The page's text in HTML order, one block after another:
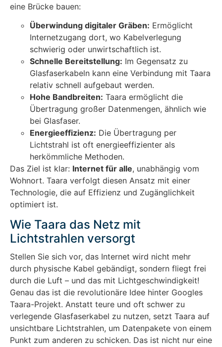
eine Brücke bauen:
Überwindung digitaler Gräben: Ermöglicht
Internetzugang dort, wo Kabelverlegung
schwierig oder unwirtschaftlich ist.
Schnelle Bereitstellung: Im Gegensatz zu
Glasfaserkabeln kann eine Verbindung mit Taara
relativ schnell aufgebaut werden.
Hohe Bandbreiten: Taara ermöglicht die
Übertragung großer Datenmengen, ähnlich wie
bei Glasfaser.
Energieeffizienz: Die Übertragung per
Lichtstrahl ist oft energieeffizienter als
herkömmliche Methoden.
Das Ziel ist klar: Internet für alle, unabhängig vom
Wohnort. Taara verfolgt diesen Ansatz mit einer
Technologie, die auf Effizienz und Zugänglichkeit
optimiert ist.
Wie Taara das Netz mit
Lichtstrahlen versorgt
Stellen Sie sich vor, das Internet wird nicht mehr
durch physische Kabel gebändigt, sondern fliegt frei
durch die Luft – und das mit Lichtgeschwindigkeit!
Genau das ist die revolutionäre Idee hinter Googles
Taara-Projekt. Anstatt teure und oft schwer zu
verlegende Glasfaserkabel zu nutzen, setzt Taara auf
unsichtbare Lichtstrahlen, um Datenpakete von einem
Punkt zum anderen zu schicken. Das ist nicht nur eine